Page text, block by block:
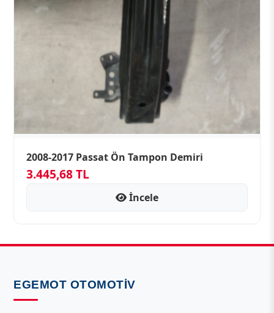
2008-2017 Passat Ön Tampon Demiri
3.445,68 TL
İncele
EGEMOT OTOMOTIV